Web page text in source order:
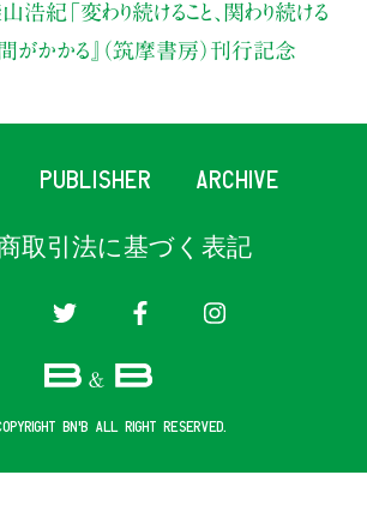
浩紀 「変わり続けること、関わり続ける
がかかる』（筑摩書房）刊行記念
PUBLISHER ARCHIVE
取引法に基づく表記
B&B ALL RIGHT RESERVED.